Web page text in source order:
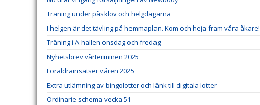
Träning under påsklov och helgdagarna
I helgen är det tävling på hemmaplan. Kom och heja fram våra åkare!
Träning i A-hallen onsdag och fredag
Nyhetsbrev vårterminen 2025
Föräldrainsatser våren 2025
Extra utlämning av bingolotter och länk till digitala lotter
Ordinarie schema vecka 51